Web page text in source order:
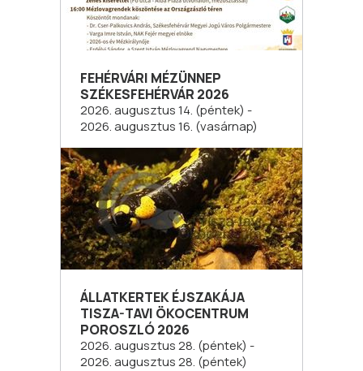
FEHÉRVÁRI MÉZÜNNEP
SZÉKESFEHÉRVÁR 2026
2026. augusztus 14. (péntek) -
2026. augusztus 16. (vasárnap)
ÁLLATKERTEK ÉJSZAKÁJA
TISZA-TAVI ÖKOCENTRUM
POROSZLÓ 2026
2026. augusztus 28. (péntek) -
2026. augusztus 28. (péntek)